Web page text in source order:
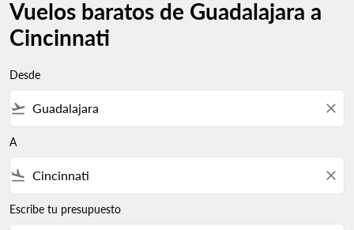
Vuelos baratos de Guadalajara a
Cincinnati
Desde
flight_takeoff close
A
flight_land close
Escribe tu presupuesto